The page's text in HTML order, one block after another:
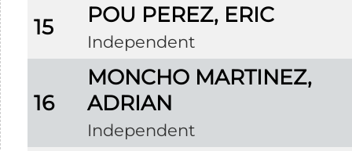
15 POU PEREZ, ERIC
Independent
16
MONCHO MARTINEZ,
ADRIAN
Independent